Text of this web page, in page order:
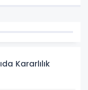
Kararlılık